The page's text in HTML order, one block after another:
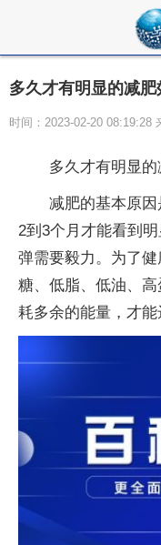
多久才有明显的减
时间：2023-02-20 08:19:28
多久才有明显
减肥的基本原
2到3个月才能看到
弹需要毅力。为了
糖、低脂、低油、
耗多余的能量，才能